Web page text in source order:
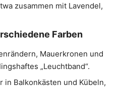
zusammen mit Lavendel,
Farben
Mauerkronen und
„Leuchtband“.
in Balkonkästen und Kübeln,